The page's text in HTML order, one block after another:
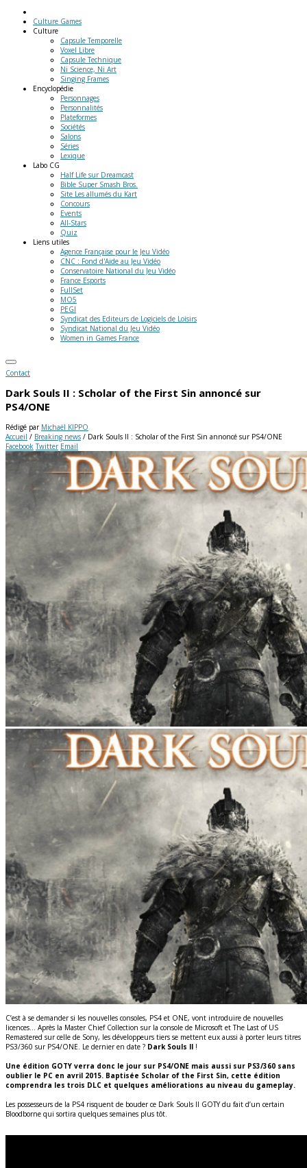
Culture Games
Culture
Capsule Temporelle
Voxel Libre
Capsule Technique
Ni Science, Ni Art
Singing Frames
Encyclopédie
Personnages
Personnalités
Plateformes
Sociétés
Salons
Séries
Lexique
Labo CG
Half Life sur Dreamcast
Bible Super Smash Bros.
Site Les allumés du Kart
Concours
Events
All-Stars
Quiz
Liens utiles
Agence Française pour le Jeu Vidéo
CNC : Fond d'Aide au Jeu Vidéo
Conservatoire National du Jeu Vidéo
France Esports
FullSet
MO5
PEGI
Syndicat des Editeurs de Logiciels de Loisirs
Syndicat National du Jeu Vidéo
Women in Games France
Contact
Dark Souls II : Scholar of the First Sin annoncé sur
PS4/ONE
Rédigé par Michaël KIPPO
Accueil / Breaking news / Dark Souls II : Scholar of the First Sin annoncé sur PS4/ONE
Facebook Twitter Email
C’est à se demander si les nouvelles consoles, PS4 et ONE, vont introduire de nouvelles
licences… Après la Master Chief Collection sur la console de Microsoft et The Last of US
Remastered sur celle de Sony, les développeurs tiers se mettent eux aussi à porter leurs titres
PS3/360 sur PS4/ONE. Le dernier en date ? Dark Souls II !
Une édition GOTY verra donc le jour sur PS4/ONE mais aussi sur PS3/360 sans
oublier le PC en avril 2015. Baptisée Scholar of the First Sin, cette édition
comprendra les trois DLC et quelques améliorations au niveau du gameplay.
Les possesseurs de la PS4 risquent de bouder ce Dark Souls II GOTY du fait d’un certain
Bloodborne qui sortira quelques semaines plus tôt.